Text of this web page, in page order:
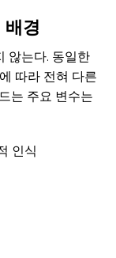
경
않는다. 동일한
따라 전혀 다른
는 주요 변수는
인식